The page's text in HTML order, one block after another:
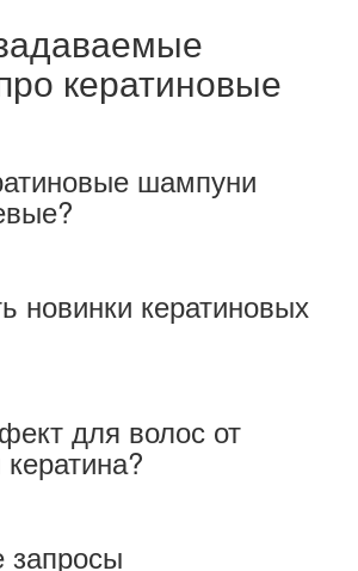
кератиновые
шампуни
новинки кератиновых
для волос от
запросы